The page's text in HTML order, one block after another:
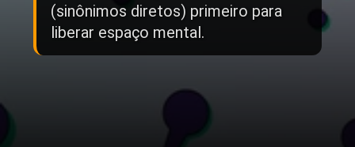
(sinônimos diretos) primeiro para
liberar espaço mental.